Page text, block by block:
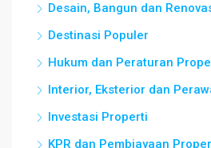
Desain, Bangun dan
Destinasi Populer
Hukum dan Peraturan
Interior, Eksterior dan
Investasi Properti
KPR dan Pembiayaan